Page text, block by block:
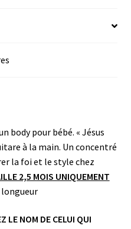
body pour bébé. « Jésus
à la main. Un concentré
la foi et le style chez
2,5 MOIS UNIQUEMENT
LE NOM DE CELUI QUI